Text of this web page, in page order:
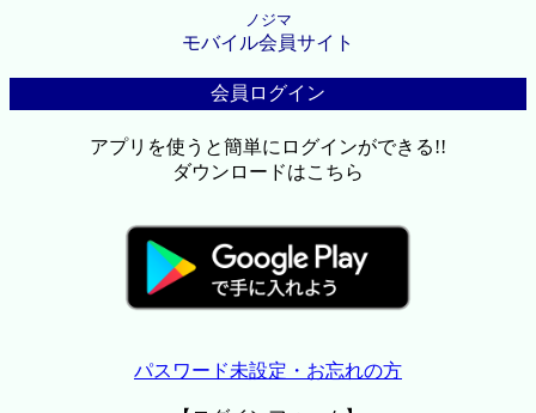
ノジマ
モバイル会員サイト
会員ログイン
アプリを使うと簡単にログインができる!!
ダウンロードはこちら
パスワード未設定・お忘れの方